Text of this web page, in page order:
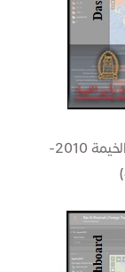
واردات التجارة الدولية عبر موانئ رأس الخيمة 2010-
)